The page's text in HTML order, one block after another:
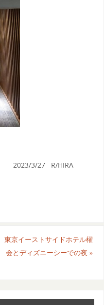
HIRA
東京イーストサイドホテル櫂
会とディズニーシーでの夜»